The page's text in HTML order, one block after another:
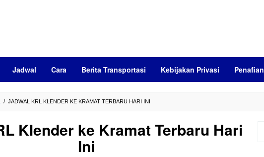
Jadwal Cara Berita Transportasi Kebijakan Privasi Penafian
/ JADWAL KRL KLENDER KE KRAMAT TERBARU HARI INI
Klender ke Kramat Terbaru Hari
Ini